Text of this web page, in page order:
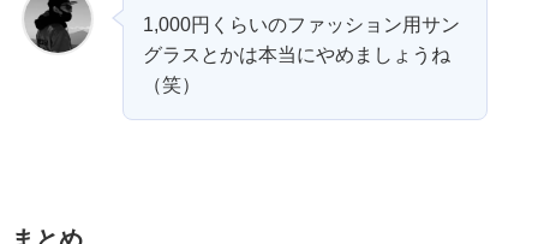
1,000円くらいのファッション用サン
グラスとかは本当にやめましょうね
（笑）